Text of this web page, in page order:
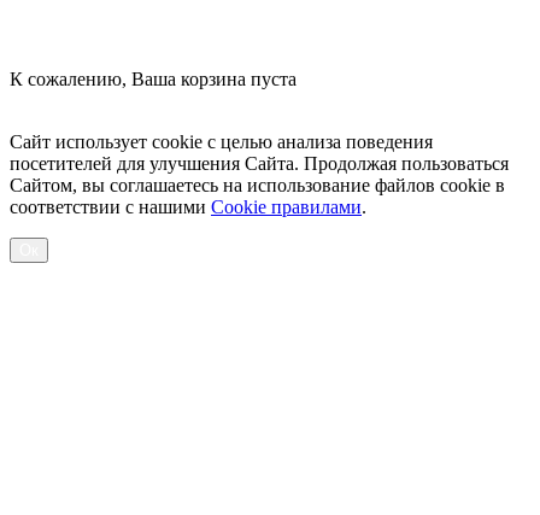
К сожалению, Ваша корзина пуста
Сайт использует cookie с целью анализа поведения
посетителей для улучшения Сайта. Продолжая пользоваться
Сайтом, вы соглашаетесь на использование файлов cookie в
соответствии с нашими Cookiе правилами.